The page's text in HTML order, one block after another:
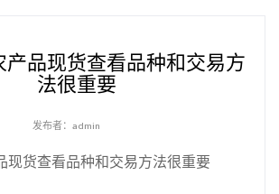
产品现货查看品种和交易方
法很重要
发布者：admin
现货查看品种和交易方法很重要